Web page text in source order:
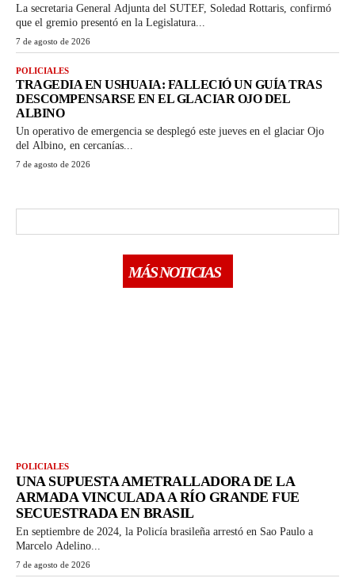
La secretaria General Adjunta del SUTEF, Soledad Rottaris, confirmó
que el gremio presentó en la Legislatura...
7 de agosto de 2026
POLICIALES
TRAGEDIA EN USHUAIA: FALLECIÓ UN GUÍA TRAS
DESCOMPENSARSE EN EL GLACIAR OJO DEL
ALBINO
Un operativo de emergencia se desplegó este jueves en el glaciar Ojo
del Albino, en cercanías...
7 de agosto de 2026
MÁS NOTICIAS
POLICIALES
UNA SUPUESTA AMETRALLADORA DE LA
ARMADA VINCULADA A RÍO GRANDE FUE
SECUESTRADA EN BRASIL
En septiembre de 2024, la Policía brasileña arrestó en Sao Paulo a
Marcelo Adelino...
7 de agosto de 2026